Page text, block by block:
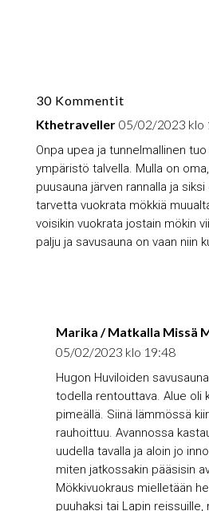
30 Kommentit
Kthetraveller 05/02/2023 klo
Onpa upea ja tunnelmallinen
ympäristö talvella. Mulla on
puusauna järven rannalla ja
tarvetta vuokrata mökkiä
voisikin vuokrata jostain mökin
palju ja savusauna on vaan niin
Marika / Matkalla Missä
05/02/2023 klo 19:48
Hugon Huviloiden
todella rentouttava. Alue oli
pimeällä. Siinä lämmössä
rauhoittuu. Avannossa
uudella tavalla ja aloin jo
miten jatkossakin pääsisin
Mökkivuokraus mielletään
puuhaksi tai Lapin reissuille,